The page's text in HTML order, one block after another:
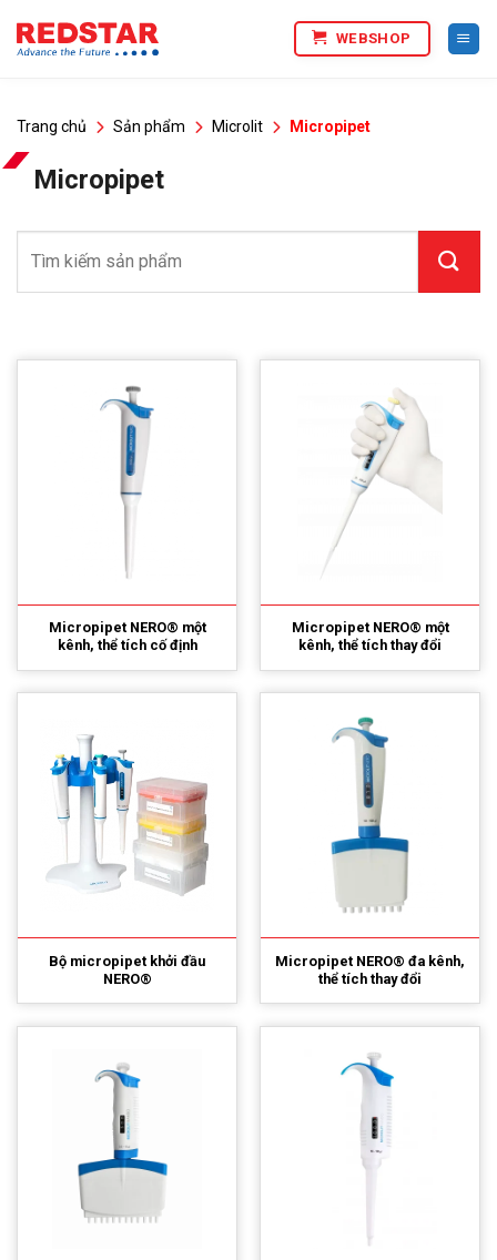
qua
WEBSHOP
Trang chủ Sản phẩm Microlit Micropipet
Micropipet
kiếm:
Micropipet NERO® một
kênh, thể tích cố định
Micropipet NERO® một
kênh, thể tích thay đổi
Bộ micropipet khởi đầu
NERO®
Micropipet NERO® đa kênh,
thể tích thay đổi